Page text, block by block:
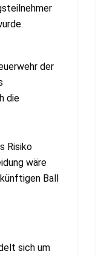
der
die
Risiko
wäre
Ball
sich um